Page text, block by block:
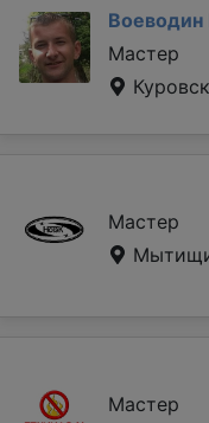
Воеводин
Мастер
Мастер
Мастер